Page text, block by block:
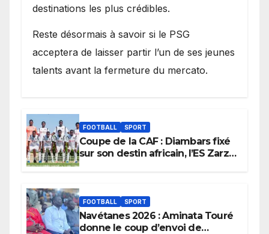
destinations les plus crédibles.
Reste désormais à savoir si le PSG
acceptera de laisser partir l’un de ses jeunes
talents avant la fermeture du mercato.
FOOTBALL SPORT
Coupe de la CAF : Diambars fixé
sur son destin africain, l’ES Zarzis
FOOTBALL SPORT
Navétanes 2026 : Aminata Touré
donne le coup d’envoi de